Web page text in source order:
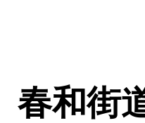
春和街